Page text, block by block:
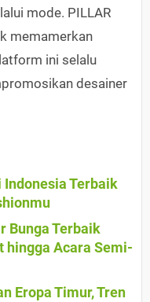
mode. PILLAR
memamerkan
ini selalu
desainer
Terbaik
Bunga Terbaik
hingga Acara Semi-
Eropa Timur, Tren